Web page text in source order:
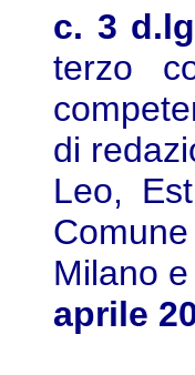
c. 3
terzo
di
Leo,
Milano
aprile